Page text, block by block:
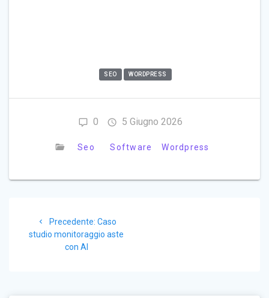
SEO WORDPRESS
0 5 Giugno 2026
Seo Software Wordpress
articoli
Precedente: Articolo
precedente:
Caso
studio monitoraggio aste
con AI